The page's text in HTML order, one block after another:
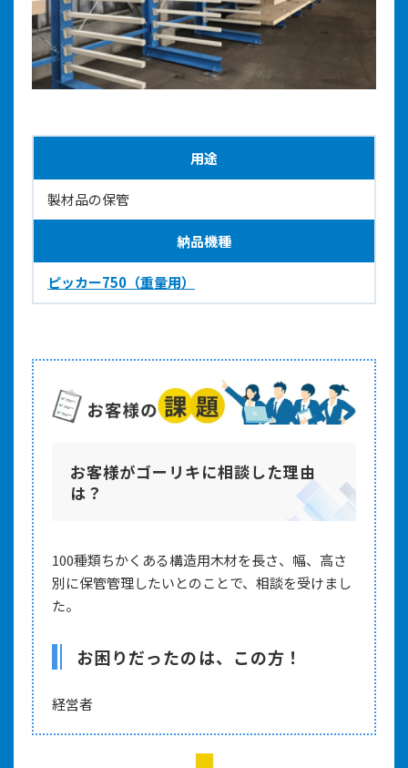
用途
製材品の保管
納品機種
ピッカー750（重量用）
お客様がゴーリキに相談した理由
は？
100種類ちかくある構造用木材を長さ、幅、高さ
別に保管管理したいとのことで、相談を受けまし
た。
お困りだったのは、この方！
経営者